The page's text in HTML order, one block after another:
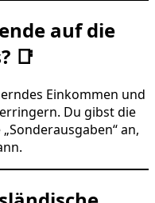
auf die
📑
Einkommen und
Du gibst die
an,